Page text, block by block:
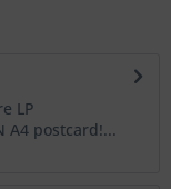
LP
A4 postcard!...